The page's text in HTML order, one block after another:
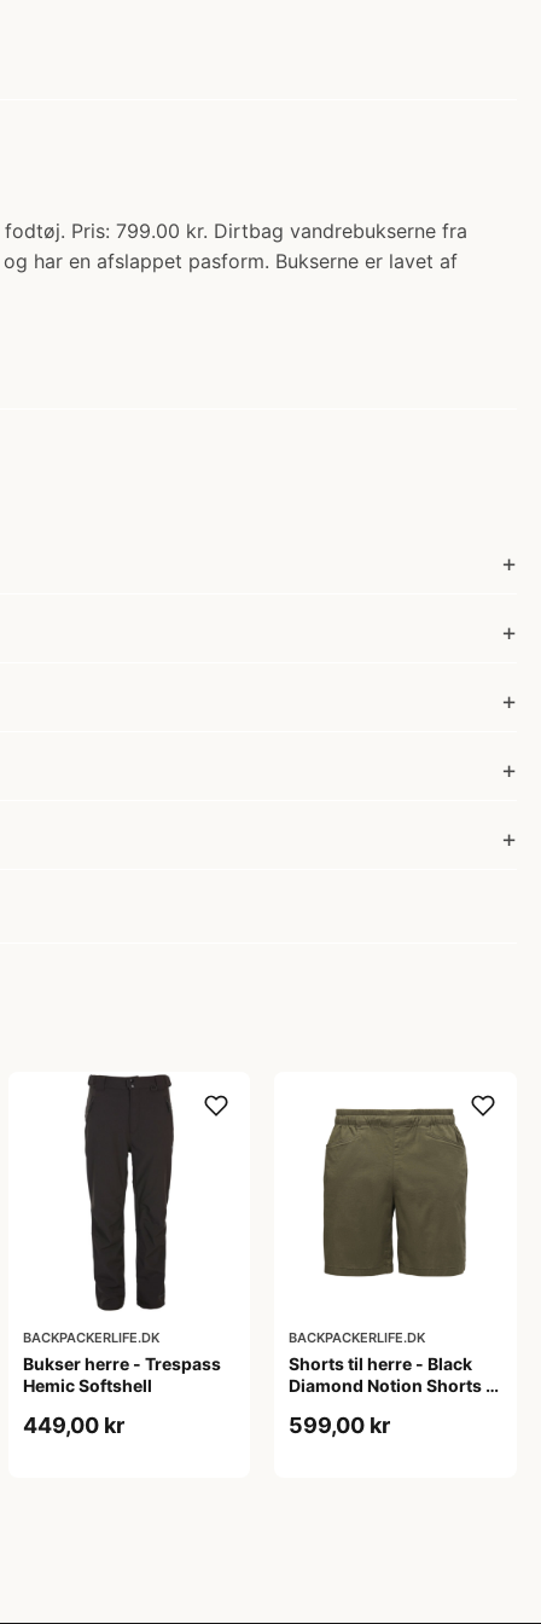
Pris: 799.00 kr. Dirtbag vandrebukserne fra
har en afslappet pasform. Bukserne er lavet af
BACKPACKERLIFE.DK
Bukser herre - Trespass
Hemic Softshell
449,00 kr
BACKPACKERLIFE.DK
Shorts til herre - Black
Diamond Notion Shorts -
599,00 kr